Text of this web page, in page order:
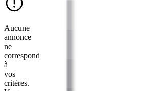
Aucune
annonce
ne
correspond
à
vos
critères.